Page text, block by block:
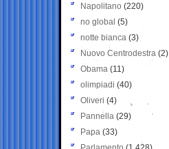
Napolitano (220)
no global (5)
notte bianca (3)
Nuovo Centrodestra (2)
Obama (11)
olimpiadi (40)
Oliveri (4)
Pannella (29)
Papa (33)